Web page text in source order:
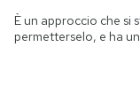
È un approccio che si
permetterselo, e ha